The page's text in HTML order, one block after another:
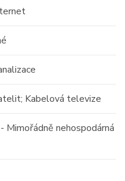
Kabelová televize
Mimořádně nehospodárná